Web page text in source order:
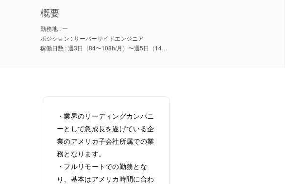
概要
勤務地 : ー
ポジション : サーバーサイドエンジニア
稼働日数 : 週3日（84〜108h/月）〜週5日（140〜180h/月）
・業界のリーディングカンパニ
ーとして急成長を遂げている企
業のアメリカ子会社所属での業
務となります。
・フルリモートでの勤務とな
り、基本はアメリカ時間に合わ